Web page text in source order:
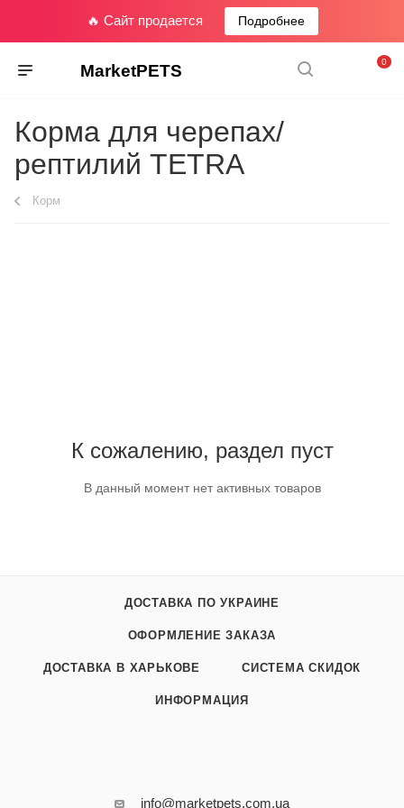
🔥 Сайт продается Подробнее
MarketPETS 0
Корма для черепах/
рептилий TETRA
Корм
К сожалению, раздел пуст
В данный момент нет активных товаров
ДОСТАВКА ПО УКРАИНЕ
ОФОРМЛЕНИЕ ЗАКАЗА
ДОСТАВКА В ХАРЬКОВЕ СИСТЕМА СКИДОК
ИНФОРМАЦИЯ
info@marketpets.com.ua